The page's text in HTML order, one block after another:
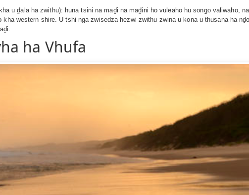
u ḓala ha zwithu): huna tsini na maḓi na maḓini ho vuleaho hu songo valiwaho,
western shire. U tshi nga zwisedza hezwi zwithu zwina u kona u thusana ha
ha Vhufa